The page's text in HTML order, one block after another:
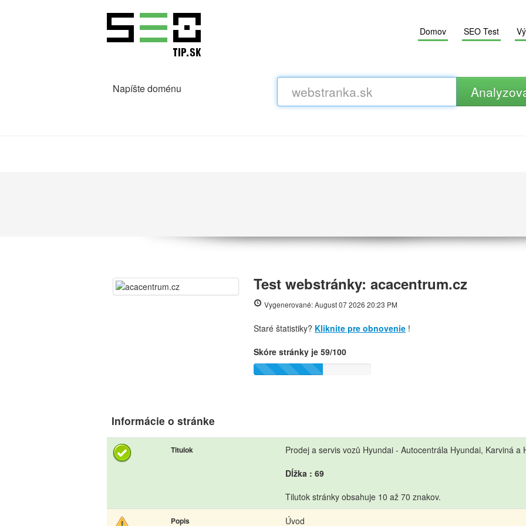
Domov SEO Test
Napíšte doménu
Test webstránky: acacentrum.cz
Vygenerované: August 07 2026 20:23 PM
Staré štatistiky? Kliknite pre obnovenie !
Skóre stránky je 59/100
Informácie o stránke
Titulok
Prodej a servis vozů Hyundai - Autocentrála Hyundai, Karviná a
Dĺžka : 69
Tilutok stránky obsahuje 10 až 70 znakov.
Popis
Úvod